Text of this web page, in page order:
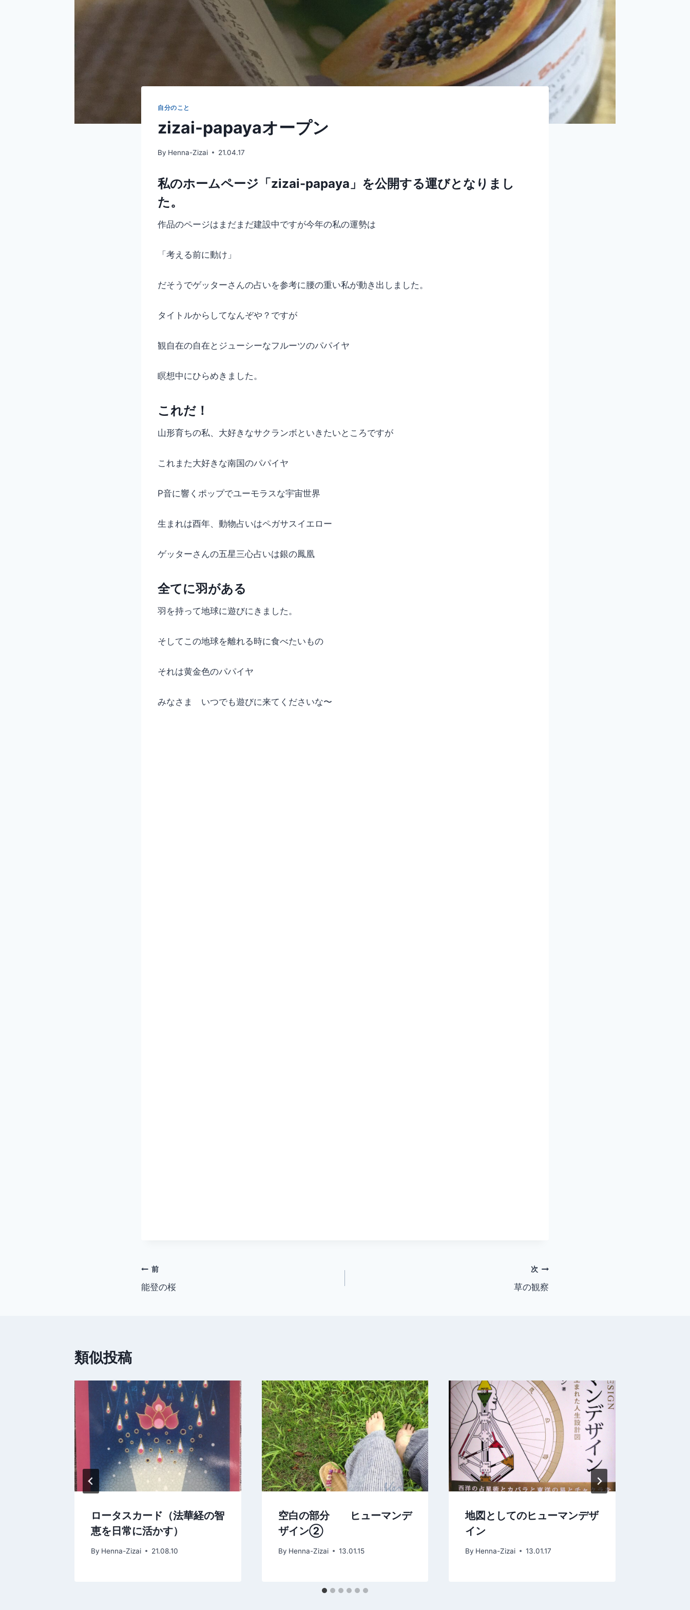
自分のこと
zizai-papayaオープン
By Henna-Zizai 21.04.17
私のホームページ「zizai-papaya」を公開する運びとなりまし
た。
作品のページはまだまだ建設中ですが今年の私の運勢は
「考える前に動け」
だそうでゲッターさんの占いを参考に腰の重い私が動き出しました。
タイトルからしてなんぞや？ですが
観自在の自在とジューシーなフルーツのパパイヤ
瞑想中にひらめきました。
これだ！
山形育ちの私、大好きなサクランボといきたいところですが
これまた大好きな南国のパパイヤ
P音に響くポップでユーモラスな宇宙世界
生まれは酉年、動物占いはペガサスイエロー
ゲッターさんの五星三心占いは銀の鳳凰
全てに羽がある
羽を持って地球に遊びにきました。
そしてこの地球を離れる時に食べたいもの
それは黄金色のパパイヤ
みなさま いつでも遊びに来てくださいな〜
投
稿
ー
シ
ョ
ン
前
能登の桜
次
草の観察
類似投稿
ロータスカード（法華経の智
恵を日常に活かす）
By Henna-Zizai 21.08.10
空白の部分 ヒューマンデ
ザイン②
By Henna-Zizai 13.01.15
地図としてのヒューマンデザ
イン
By Henna-Zizai 13.01.17